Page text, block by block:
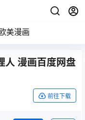
欧美漫画
人 漫画百度网盘
前往下载